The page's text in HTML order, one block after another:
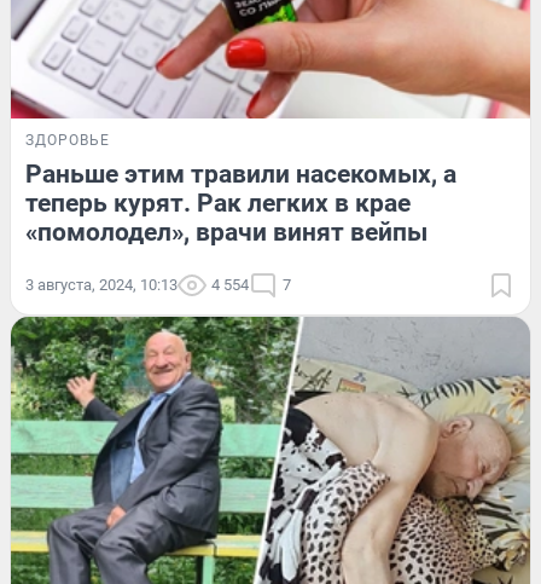
ЗДОРОВЬЕ
Раньше этим травили насекомых, а
теперь курят. Рак легких в крае
«помолодел», врачи винят вейпы
3 августа, 2024, 10:13 4 554 7